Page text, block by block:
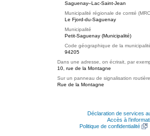
Saguenay–Lac-Saint-Jean
Municipalité régionale de comté
Le Fjord-du-Saguenay
Municipalité
Petit-Saguenay (Municipalité)
Code géographique de la
94205
Dans une adresse, on écrirait, par
10, rue de la Montagne
Sur un panneau de signalisation
Rue de la Montagne
Déclaration de services
Accès à
Politique de confidentialité